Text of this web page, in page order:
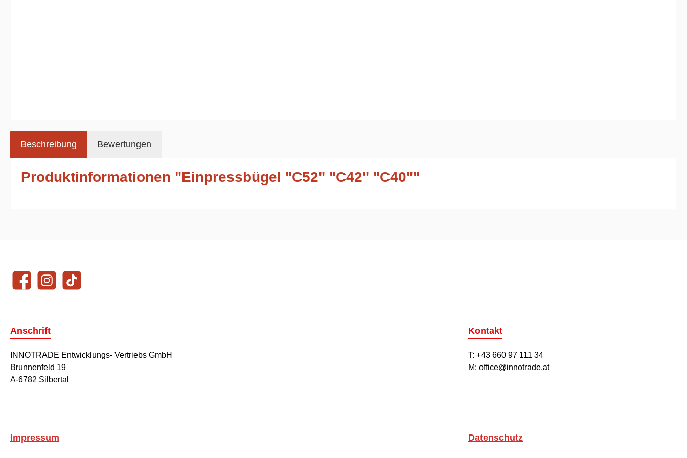
Beschreibung Bewertungen
Produktinformationen "Einpressbügel "C52" "C42" "C40""
FacebookInstagramTikTok
Anschrift
INNOTRADE Entwicklungs- Vertriebs GmbH
Brunnenfeld 19
A-6782 Silbertal
Kontakt
T: +43 660 97 111 34
M: office@innotrade.at
Impressum Datenschutz